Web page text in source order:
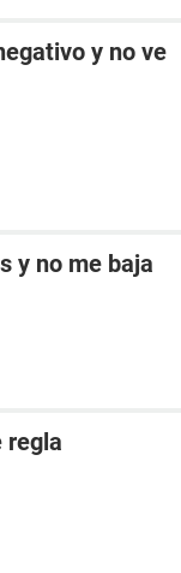
y no ve
y no me baja
regla